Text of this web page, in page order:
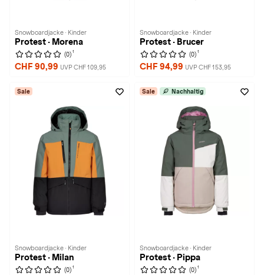
Snowboardjacke · Kinder
Protest · Morena
(0) 1
CHF 90,99 UVP CHF 109,95
Snowboardjacke · Kinder
Protest · Brucer
(0) 1
CHF 94,99 UVP CHF 153,95
Sale
Snowboardjacke · Kinder
Protest · Milan
(0) 1
Sale Nachhaltig
Snowboardjacke · Kinder
Protest · Pippa
(0) 1